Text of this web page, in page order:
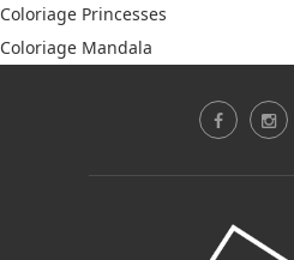
Coloriage Princesses
Coloriage Mandala